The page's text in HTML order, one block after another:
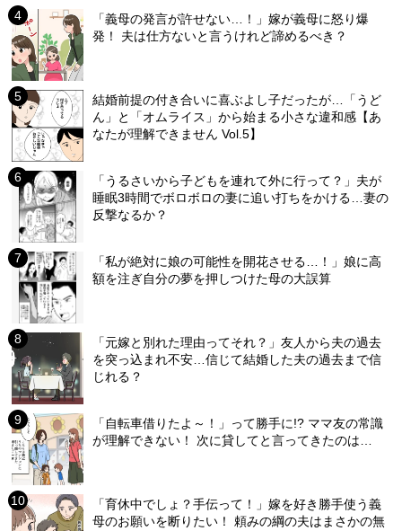
「義母の発言が許せない…！」嫁が義母に怒り爆
発！ 夫は仕方ないと言うけれど諦めるべき？
結婚前提の付き合いに喜ぶよし子だったが…「うど
ん」と「オムライス」から始まる小さな違和感【あ
なたが理解できません Vol.5】
「うるさいから子どもを連れて外に行って？」夫が
睡眠3時間でボロボロの妻に追い打ちをかける…妻の
反撃なるか？
「私が絶対に娘の可能性を開花させる…！」娘に高
額を注ぎ自分の夢を押しつけた母の大誤算
「元嫁と別れた理由ってそれ？」友人から夫の過去
を突っ込まれ不安…信じて結婚した夫の過去まで信
じれる？
「自転車借りたよ～！」って勝手に!? ママ友の常識
が理解できない！ 次に貸してと言ってきたのは…
「育休中でしょ？手伝って！」嫁を好き勝手使う義
母のお願いを断りたい！ 頼みの綱の夫はまさかの無